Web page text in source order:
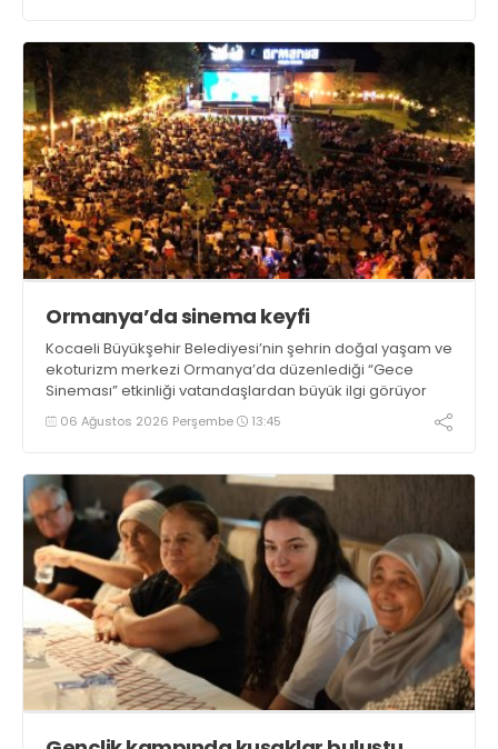
Ormanya’da sinema keyfi
Kocaeli Büyükşehir Belediyesi’nin şehrin doğal yaşam ve
ekoturizm merkezi Ormanya’da düzenlediği “Gece
Sineması” etkinliği vatandaşlardan büyük ilgi görüyor
06 Ağustos 2026 Perşembe 13:45